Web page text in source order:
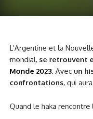
L’Argentine et la
mondial, se retrouvent
Monde 2023. Avec un
confrontations, qui
Quand le haka